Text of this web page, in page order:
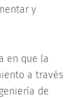
y
en que la
a través
de